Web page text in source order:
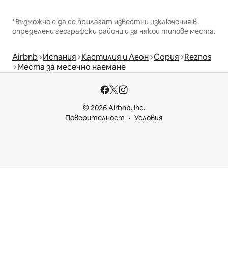
*Възможно е да се прилагат известни изключения в
определени географски райони и за някои типове места.
Airbnb Испания Кастилия и Леон Сория Reznos
Места за месечно наемане
© 2026 Airbnb, Inc.
Поверителност
Условия